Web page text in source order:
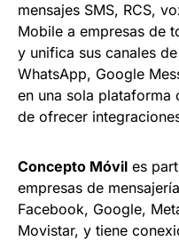
mensajes SMS, RCS,
Mobile a empresas de
y unifica sus canales
WhatsApp, Google
en una sola plataforma
de ofrecer
Concepto Móvil es
empresas de
Facebook, Google,
Movistar, y tiene